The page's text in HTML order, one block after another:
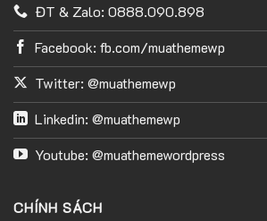
ĐT & Zalo: 0888.090.898
Facebook: fb.com/muathemewp
Twitter: @muathemewp
Linkedin: @muathemewp
Youtube: @muathemewordpress
CHÍNH SÁCH